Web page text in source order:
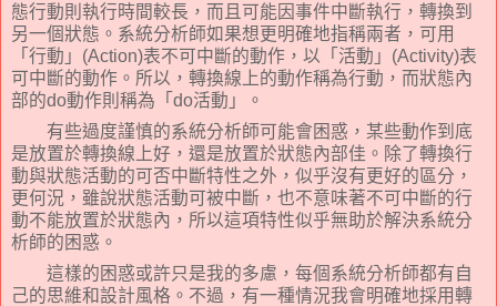
態行動則執行時間較長，而且可能因事件中斷執行，轉換到
另一個狀態。系統分析師如果想更明確地指稱兩者，可用
「行動」 (Action)表不可中斷的動作，以「活動」 (Activity)表
可中斷的動作。所以，轉換線上的動作稱為行動，而狀態內
部的do動作則稱為「 do活動」。
有些過度謹慎的系統分析師可能會困惑，某些動作到底
是放置於轉換線上好，還是放置於狀態內部佳。除了轉換行
動與狀態活動的可否中斷特性之外，似乎沒有更好的區分，
更何況，雖說狀態活動可被中斷，也不意味著不可中斷的行
動不能放置於狀態內，所以這項特性似乎無助於解決系統分
析師的困惑。
這樣的困惑或許只是我的多慮，每個系統分析師都有自
己的思維和設計風格。不過，有一種情況我會明確地採用轉